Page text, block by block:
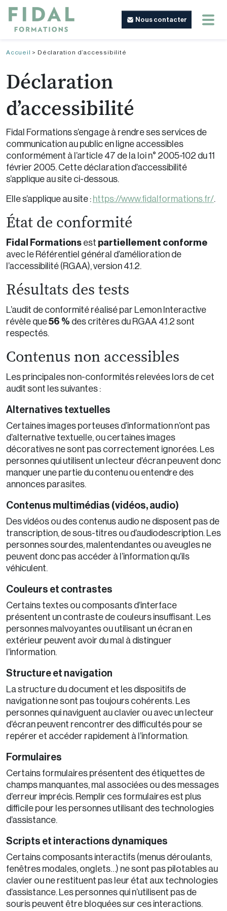
Nous contacter
Accueil > Déclaration d’accessibilité
Déclaration
d’accessibilité
Fidal Formations s’engage à rendre ses services de
communication au public en ligne accessibles
conformément à l’article 47 de la loi n° 2005-102 du 11
février 2005. Cette déclaration d’accessibilité
s’applique au site ci-dessous.
Elle s’applique au site : https://www.fidalformations.fr/.
État de conformité
Fidal Formations est partiellement conforme
avec le Référentiel général d’amélioration de
l’accessibilité (RGAA), version 4.1.2.
Résultats des tests
L’audit de conformité réalisé par Lemon Interactive
révèle que56 % des critères du RGAA 4.1.2 sont
respectés.
Contenus non accessibles
Les principales non-conformités relevées lors de cet
audit sont les suivantes :
Alternatives textuelles
Certaines images porteuses d’information n’ont pas
d’alternative textuelle, ou certaines images
décoratives ne sont pas correctement ignorées. Les
personnes qui utilisent un lecteur d’écran peuvent donc
manquer une partie du contenu ou entendre des
annonces parasites.
Contenus multimédias (vidéos, audio)
Des vidéos ou des contenus audio ne disposent pas de
transcription, de sous-titres ou d’audiodescription. Les
personnes sourdes, malentendantes ou aveugles ne
peuvent donc pas accéder à l’information qu’ils
véhiculent.
Couleurs et contrastes
Certains textes ou composants d’interface
présentent un contraste de couleurs insuffisant. Les
personnes malvoyantes ou utilisant un écran en
extérieur peuvent avoir du mal à distinguer
l’information.
Structure et navigation
La structure du document et les dispositifs de
navigation ne sont pas toujours cohérents. Les
personnes qui naviguent au clavier ou avec un lecteur
d’écran peuvent rencontrer des difficultés pour se
repérer et accéder rapidement à l’information.
Formulaires
Certains formulaires présentent des étiquettes de
champs manquantes, mal associées ou des messages
d’erreur imprécis. Remplir ces formulaires est plus
difficile pour les personnes utilisant des technologies
d’assistance.
Scripts et interactions dynamiques
Certains composants interactifs (menus déroulants,
fenêtres modales, onglets…) ne sont pas pilotables au
clavier ou ne restituent pas leur état aux technologies
d’assistance. Les personnes qui n’utilisent pas de
souris peuvent être bloquées sur ces interactions.